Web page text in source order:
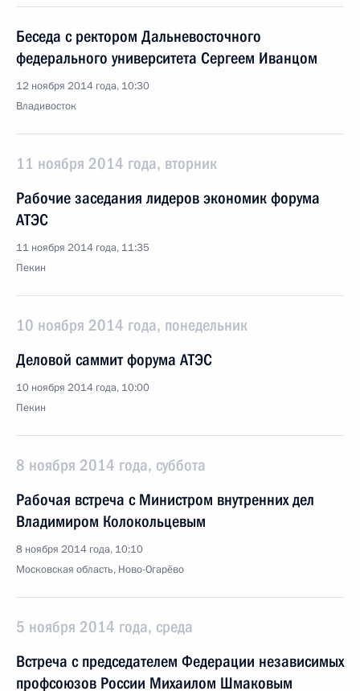
Беседа с ректором Дальневосточного
федерального университета Сергеем Иванцом
12 ноября 2014 года, 10:30
Владивосток
11 ноября 2014 года, вторник
Рабочие заседания лидеров экономик форума
АТЭС
11 ноября 2014 года, 11:35
Пекин
10 ноября 2014 года, понедельник
Деловой саммит форума АТЭС
10 ноября 2014 года, 10:00
Пекин
8 ноября 2014 года, суббота
Рабочая встреча с Министром внутренних дел
Владимиром Колокольцевым
8 ноября 2014 года, 10:10
Московская область, Ново-Огарёво
5 ноября 2014 года, среда
Встреча с председателем Федерации независимых
профсоюзов России Михаилом Шмаковым